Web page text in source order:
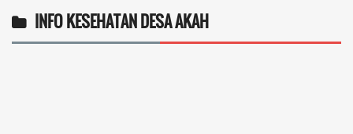
INFO KESEHATAN DESA AKAH